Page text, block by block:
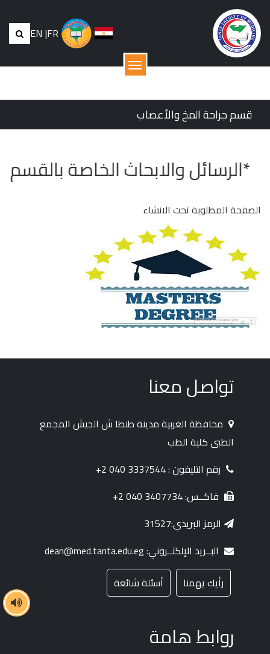
EN |FR
القائمة
قسم جراحة المخ والأعصاب
*الرسائل والابحاث الخاصة
الصفحة المطلوبة تحت الانشاء
تواصل معنا
محافظة الغربية مدينة طنطا ش الجيش المجمع
الطبى كلية الطب
رقم التليفون : 3337544 040 2+
فاكــس: 3407734 040 2+
الرمز البريدي:31527
البــريد الإلكتــروني: dean@med.tanta.edu.eg
رأيك يهمنا
أسئلة شائعة
روابط هامة